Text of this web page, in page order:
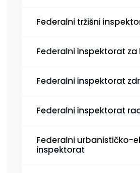
Federalni tržišni
Federalni inspektorat za
Federalni inspektorat
Federalni inspektorat
Federalni urbanističko-
inspektorat